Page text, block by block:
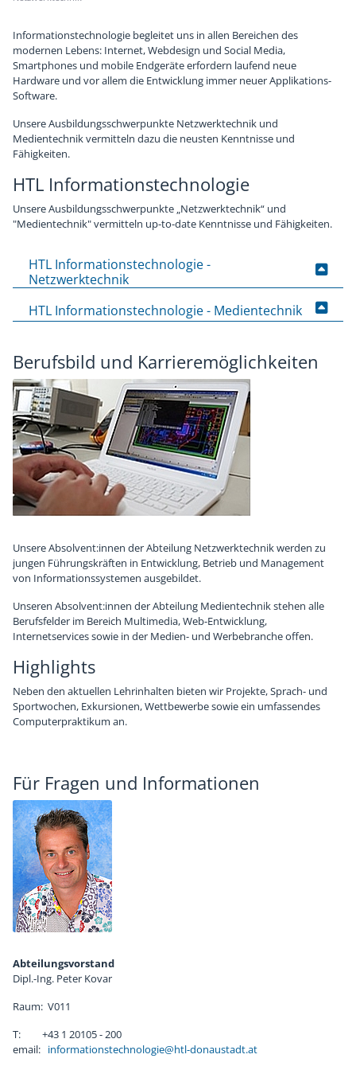
Informationstechnologie begleitet uns in allen Bereichen des
modernen Lebens: Internet, Webdesign und Social Media,
Smartphones und mobile Endgeräte erfordern laufend neue
Hardware und vor allem die Entwicklung immer neuer Applikations-
Software.
Unsere Ausbildungsschwerpunkte Netzwerktechnik und
Medientechnik vermitteln dazu die neusten Kenntnisse und
Fähigkeiten.
HTL Informationstechnologie
Unsere Ausbildungsschwerpunkte „Netzwerktechnik“ und
"Medientechnik" vermitteln up-to-date Kenntnisse und Fähigkeiten.
HTL Informationstechnologie -
Netzwerktechnik
HTL Informationstechnologie - Medientechnik
Berufsbild und Karrieremöglichkeiten
Unsere Absolvent:innen der Abteilung Netzwerktechnik werden zu
jungen Führungskräften in Entwicklung, Betrieb und Management
von Informationssystemen ausgebildet.
Unseren Absolvent:innen der Abteilung Medientechnik stehen alle
Berufsfelder im Bereich Multimedia, Web-Entwicklung,
Internetservices sowie in der Medien- und Werbebranche offen.
Highlights
Neben den aktuellen Lehrinhalten bieten wir Projekte, Sprach- und
Sportwochen, Exkursionen, Wettbewerbe sowie ein umfassendes
Computerpraktikum an.
Für Fragen und Informationen
Abteilungsvorstand
Dipl.-Ing. Peter Kovar
Raum: V011
T: +43 1 20105 - 200
email: informationstechnologie@htl-donaustadt.at